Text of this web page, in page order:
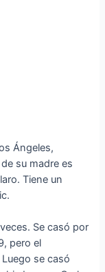
Ángeles,
su madre es
Tiene un
Se casó por
pero el
se casó